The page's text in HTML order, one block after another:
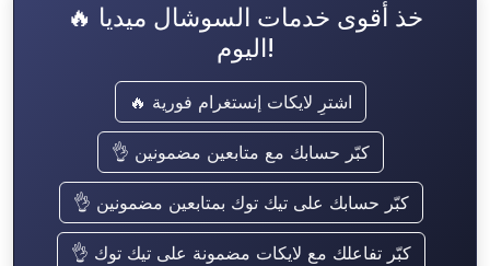
🔥 خذ أقوى خدمات السوشال ميديا
اليوم!
🔥 اشترِ لايكات إنستغرام فورية
👌 كبّر حسابك مع متابعين مضمونين
👌 كبّر حسابك على تيك توك بمتابعين مضمونين
👌 كبّر تفاعلك مع لايكات مضمونة على تيك توك